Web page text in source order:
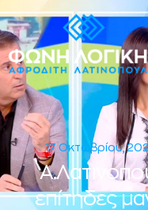
17 Οκτωβρίου,
επίτηδες